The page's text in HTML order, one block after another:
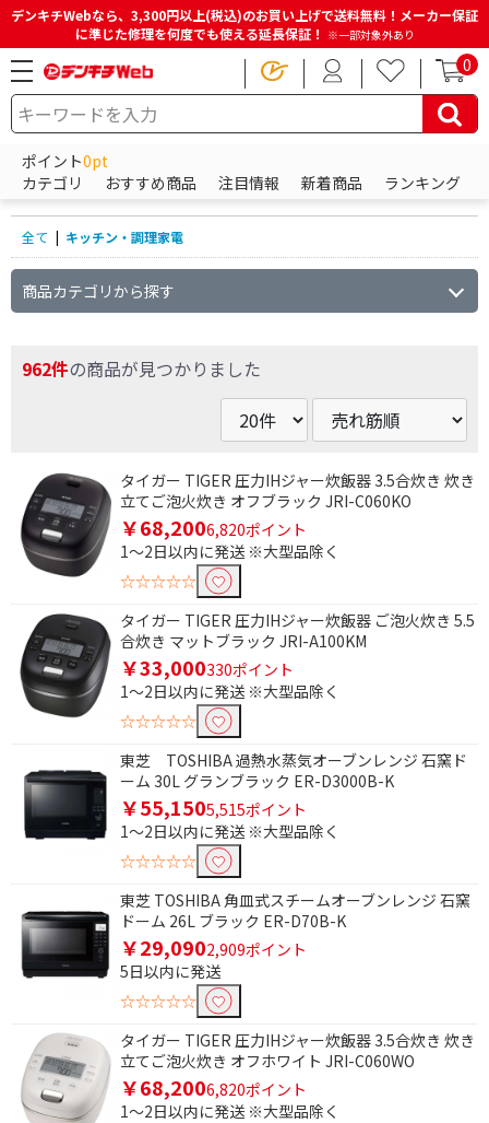
デンキチWebなら、3,300円以上(税込)のお買い上げで送料無料！メーカー保証
に準じた修理を何度でも使える延長保証！ ※一部対象外あり
0
ポイント0pt
カテゴリ
おすすめ商品 注目情報 新着商品 ランキング
HOME 商品一覧ページ キッチン・調理家電
キッチン・調理家電の商品一覧
全て | キッチン・調理家電
商品カテゴリから探す
962件の商品が見つかりました
タイガー TIGER 圧力IHジャー炊飯器 3.5合炊き 炊き
立てご泡火炊き オフブラック JRI-C060KO
￥68,2006,820ポイント
1～2日以内に発送 ※大型品除く
☆☆☆☆☆
タイガー TIGER 圧力IHジャー炊飯器 ご泡火炊き 5.5
合炊き マットブラック JRI-A100KM
￥33,000330ポイント
1～2日以内に発送 ※大型品除く
☆☆☆☆☆
東芝 TOSHIBA 過熱水蒸気オーブンレンジ 石窯ド
ーム 30L グランブラック ER-D3000B-K
￥55,1505,515ポイント
1～2日以内に発送 ※大型品除く
☆☆☆☆☆
東芝 TOSHIBA 角皿式スチームオーブンレンジ 石窯
ドーム 26L ブラック ER-D70B-K
￥29,0902,909ポイント
5日以内に発送
☆☆☆☆☆
タイガー TIGER 圧力IHジャー炊飯器 3.5合炊き 炊き
立てご泡火炊き オフホワイト JRI-C060WO
￥68,2006,820ポイント
1～2日以内に発送 ※大型品除く